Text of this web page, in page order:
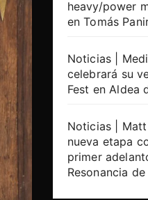
heavy/power
en Tomás
Noticias |
celebrará su
Fest en Aldea
Noticias | Matt
nueva etapa
primer
Resonancia